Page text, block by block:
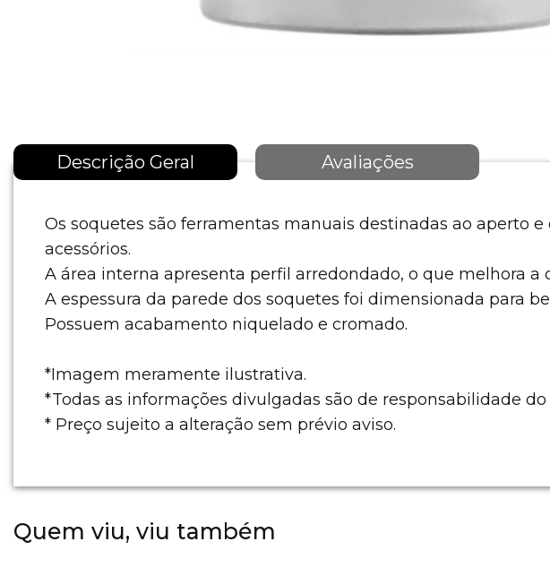
Descrição Geral Avaliações
Os soquetes são ferramentas manuais destinadas ao aperto
acessórios.
A área interna apresenta perfil arredondado, o que melhora
A espessura da parede dos soquetes foi dimensionada para
Possuem acabamento niquelado e cromado.
*Imagem meramente ilustrativa.
*Todas as informações divulgadas são de responsabilidade
* Preço sujeito a alteração sem prévio aviso.
Quem viu, viu também